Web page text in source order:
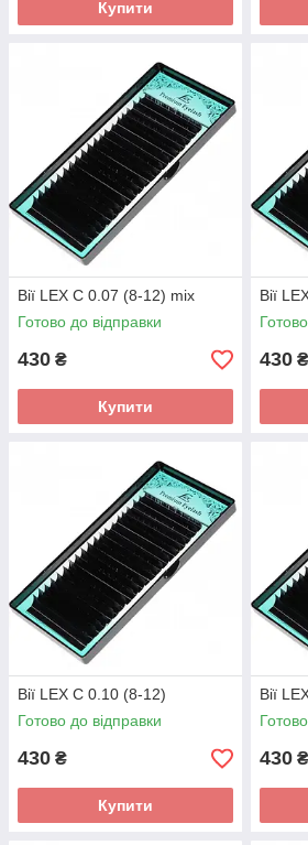
Купити
Вії LEX C 0.07 (8-12) mix
Готово до відправки
430 ₴
Купити
Вії
430 ₴
Вії LEX C 0.10 (8-12)
Готово до відправки
430 ₴
Купити
Вії
430 ₴